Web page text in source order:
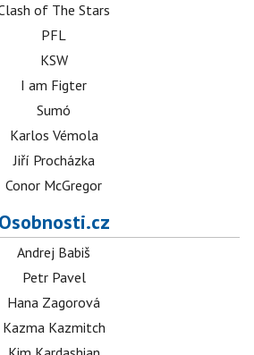
of The Stars
PFL
KSW
I am Figter
Sumó
Karlos Vémola
Jiří Procházka
Conor McGregor
Osobnosti.cz
Andrej Babiš
Petr Pavel
Hana Zagorová
Kazma Kazmitch